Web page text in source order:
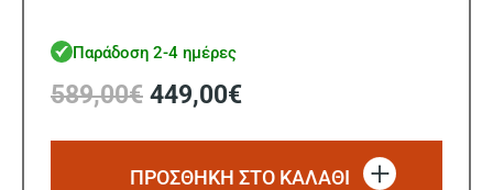
Παράδοση 2-4 ημέρες
589,00€ Original
was:
589,00€.
449,00€Η
τιμή
είναι:
ΠΡΟΣΘΗΚΗ ΣΤΟ ΚΑΛΑΘΙ